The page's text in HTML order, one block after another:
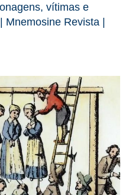
vítimas e
Mnemosine Revista |